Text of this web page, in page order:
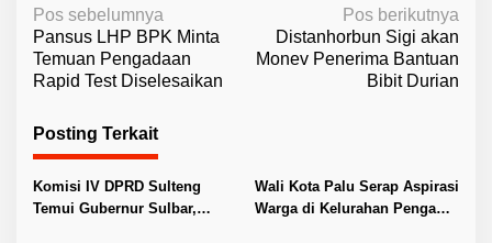
N
a
v
g
a
s
Pos sebelumnya
Pansus LHP BPK Minta
Temuan Pengadaan
Rapid Test Diselesaikan
Pos berikutnya
Distanhorbun Sigi akan
Monev Penerima Bantuan
Bibit Durian
Posting Terkait
Komisi IV DPRD Sulteng
Temui Gubernur Sulbar,
Wali Kota Palu Serap Aspirasi
Warga di Kelurahan Pengawu